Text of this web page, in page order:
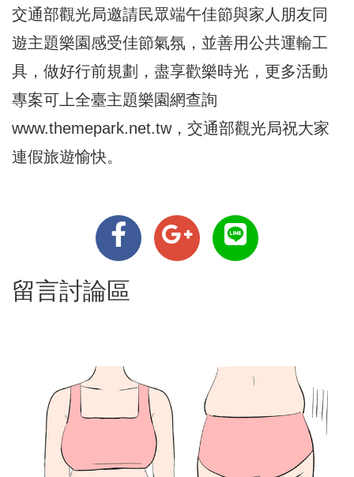
交通部觀光局邀請民眾端午佳節與家人朋友同
遊主題樂園感受佳節氣氛，並善用公共運輸工
具，做好行前規劃，盡享歡樂時光，更多活動
專案可上全臺主題樂園網查詢
www.themepark.net.tw，交通部觀光局祝大家
連假旅遊愉快。
留言討論區